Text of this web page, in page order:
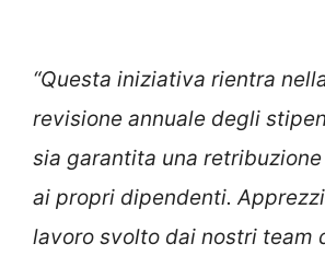
“Questa iniziativa rientra
revisione annuale degli
sia garantita una
ai propri dipendenti.
lavoro svolto dai nostri team